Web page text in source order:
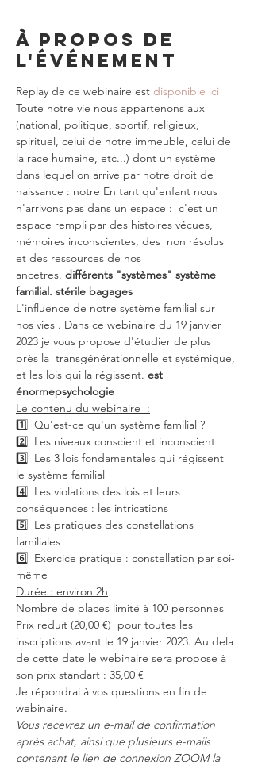
À propos de
l'événement
Replay de ce webinaire est disponible ici
Toute notre vie nous appartenons aux
(national, politique, sportif, religieux,
spirituel, celui de notre immeuble, celui de
la race humaine, etc...) dont un système
dans lequel on arrive par notre droit de
naissance : notre En tant qu'enfant nous
n'arrivons pas dans un espace :  c'est un
espace rempli par des histoires vécues,
mémoires inconscientes, des non résolus
et des ressources de nos
ancetres. différents "systèmes" système
familial. stérile bagages
L'influence de notre système familial sur
nos vies . Dans ce webinaire du 19 janvier
2023 je vous propose d'étudier de plus
près la transgénérationnelle et systémique,
et les lois qui la régissent. est
énormepsychologie
Le contenu du webinaire  :
1️⃣  Qu'est-ce qu'un système familial ?
2️⃣  Les niveaux conscient et inconscient
3️⃣  Les 3 lois fondamentales qui régissent
le système familial
4️⃣  Les violations des lois et leurs
conséquences : les intrications
5️⃣  Les pratiques des constellations
familiales
6️⃣  Exercice pratique : constellation par soi-
même
Durée : environ 2h
Nombre de places limité à 100 personnes
Prix reduit (20,00 €)  pour toutes les
inscriptions avant le 19 janvier 2023. Au dela
de cette date le webinaire sera propose à
son prix standart : 35,00 €
Je répondrai à vos questions en fin de
webinaire.
Vous recevrez un e-mail de confirmation
après achat, ainsi que plusieurs e-mails
contenant le lien de connexion ZOOM la